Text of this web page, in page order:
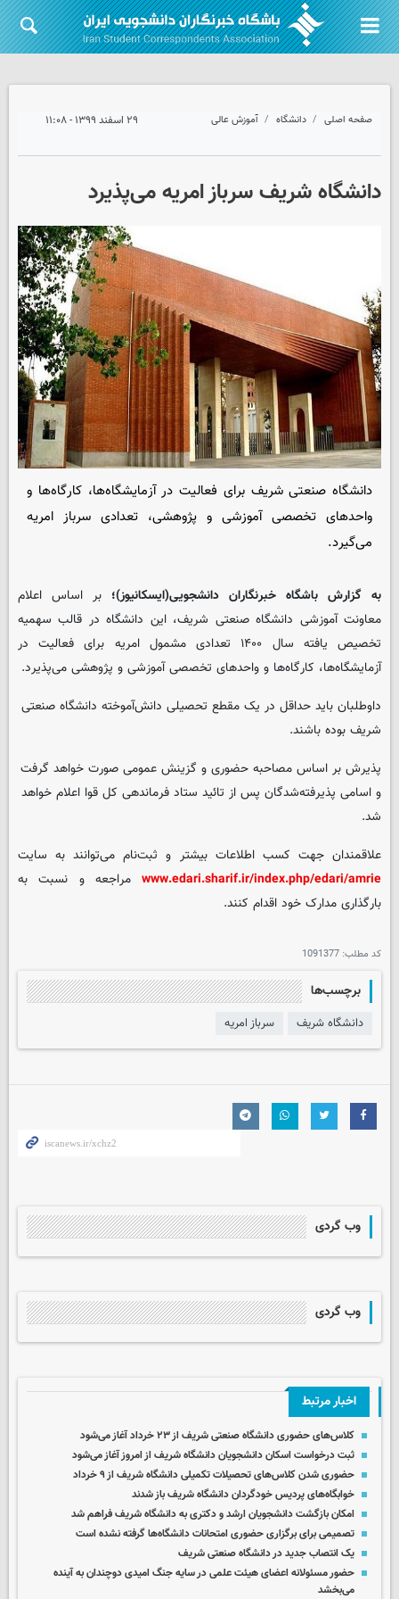
صفحه اصلی دانشگاه آموزش عالی ۲۹ اسفند ۱۳۹۹ - ۱۱:۰۸
دانشگاه شریف سرباز امریه می‌پذیرد
دانشگاه صنعتی شریف برای فعالیت در آزمایشگاه‌ها، کارگاه‌ها و
واحدهای تخصصی آموزشی و پژوهشی، تعدادی سرباز امریه
می‌گیرد.
به گزارش باشگاه خبرنگاران دانشجویی(ایسکانیوز)؛ بر اساس اعلام
معاونت آموزشی دانشگاه صنعتی شریف، این دانشگاه در قالب سهمیه
تخصیص یافته سال ۱۴۰۰ تعدادی مشمول امریه برای فعالیت در
آزمایشگاه‌ها، کارگاه‌ها و واحدهای تخصصی آموزشی و پژوهشی می‌پذیرد.
داوطلبان باید حداقل در یک مقطع تحصیلی دانش‌آموخته دانشگاه صنعتی
شریف بوده باشند.
پذیرش بر اساس مصاحبه حضوری و گزینش عمومی صورت خواهد گرفت
و اسامی پذیرفته‌شدگان پس از تائید ستاد فرماندهی کل قوا اعلام خواهد
شد.
علاقمندان جهت کسب اطلاعات بیشتر و ثبت‌نام می‌توانند به سایت
www.edari.sharif.ir/index.php/edari/amrie مراجعه و نسبت به
بارگذاری مدارک خود اقدام کنند.
کد مطلب: 1091377
برچسب‌ها
دانشگاه شریف سرباز امریه
وب گردی
وب گردی
اخبار مرتبط
کلاس‌های حضوری دانشگاه صنعتی شریف از ۲۳ خرداد آغاز می‌شود
ثبت درخواست اسکان دانشجویان دانشگاه شریف از امروز آغاز می‌شود
حضوری شدن کلاس‌های تحصیلات تکمیلی دانشگاه شریف از ۹ خرداد
خوابگاه‌های پردیس خودگردان دانشگاه شریف باز شدند
امکان بازگشت دانشجویان ارشد و دکتری به دانشگاه شریف فراهم شد
تصمیمی برای برگزاری حضوری امتحانات دانشگاه‌ها گرفته نشده است
یک انتصاب جدید در دانشگاه صنعتی شریف
حضور مسئولانه اعضای هیئت علمی در سایه جنگ امیدی دوچندان به آینده
می‌بخشد